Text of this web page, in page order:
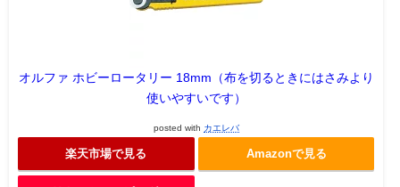
オルファ ホビーロータリー 18mm（布を切るときにはさみより
使いやすいです）
posted with カエレバ
楽天市場で見る Amazonで見る